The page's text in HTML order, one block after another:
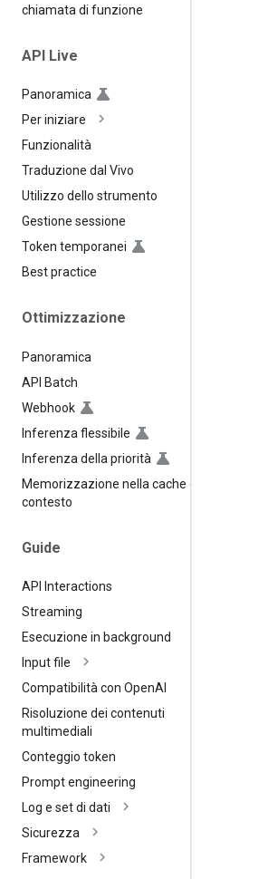
chiamata di funzione
API Live
Panoramica
Per iniziare
Funzionalità
Traduzione dal Vivo
Utilizzo dello strumento
Gestione sessione
Token temporanei
Best practice
Ottimizzazione
Panoramica
API Batch
Webhook
Inferenza flessibile
Inferenza della priorità
Memorizzazione nella cache del
contesto
Guide
API Interactions
Streaming
Esecuzione in background
Input file
Compatibilità con OpenAI
Risoluzione dei contenuti
multimediali
Conteggio token
Prompt engineering
Log e set di dati
Sicurezza
Framework